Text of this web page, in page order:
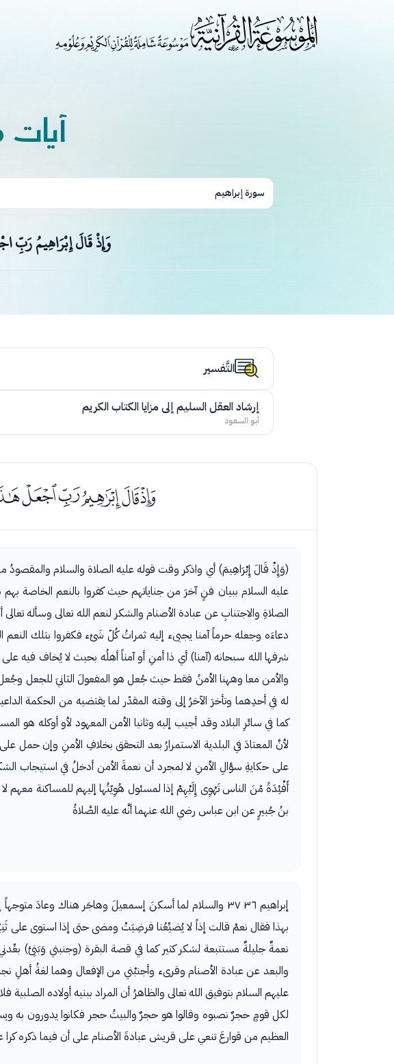
آيات
سورة إبراهيم
وَإِذْ قَالَ إِبْرَاهِيمُ رَبِّ
التَّفسير
إرشاد العقل السليم إلى مزايا الكتاب الكريم
أبو السعود
(وَإِذْ قَالَ إِبْرَاهِيمَ) أي واذكر وقت قوله عليه الصلاة والسلام والمقصودُ
عليه السلام ببيان فنٍ آخرَ من جناياتهم حيث كفروا بالنعم الخاصة
الصلاةِ والاجتنابِ عن عبادة الأصنام والشكر لنعم الله تعالى وسأله
دعاءَه وجعله حرماً آمنا يجيىء إليه ثمراتُ كُلّ شَىْء فكفروا بتلك النعم
شرفها الله سبحانه (آمنا) أي ذا أمنِ أو آمناً أهلُه بحيث لا يُخاف فيه
والأمن معا وههنا الأمنُ فقط حيث جُعل هو المفعولَ الثانيَ للجعل
له في أحدِهما وتأخرَ الآخرُ إلى وقته المقدّر لما يقتضيه من الحكمة
كما في سائرِ البلاد وقد أجيب إليه وثانيا الأمن المعهود لأو أوكله هو
لأنَّ المعتادَ في البلدية الاستمرارُ بعد التحقق بخلافِ الأمنِ وإن حمل
على حكايةِ سؤالِ الأمنِ لا لمجرد أن نعمةَ الأمن أدخلُ في استيجاب
أَفْئِدَةً مّنَ الناس تَهْوِى إِلَيْهِمْ إذا لمسئول هُوِيّتُها إليهم للمساكنة
بنُ جُبيرٍ عن ابن عباس رضي الله عنهما أنَّه عليه الصَّلاةُ
إبراهيم ٣٦ ٣٧ والسلام لما أسكنَ إسمعيلَ وهاجَر هناك وعادَ
بهذا فقال نعمْ قالت إذاً لا يُضيِّعُنا فرضِيَتْ ومضى حتى إذا استوى على ثَنِيّةِ
نعمةٌ جليلةٌ مستتبعة لشكر كثير كما في قصة البقرة (وجنبني وَبَنِىَّ)
والبعد عن عبادة الأصنام وقرىء وأجنبْني من الإفعال وهما لغةُ أهلِ
عليهم السلام بتوفيق الله تعالى والظاهرُ أن المراد ببنيه أولاده
لكل قومٍ حجرٌ نصبوه وقالوا هو حجرٌ والبيتُ حجر فكانوا يدورون به
العظيم من قوارعَ تنعي على قريش عبادةَ الأصنام على أن فيما ذكره كرا